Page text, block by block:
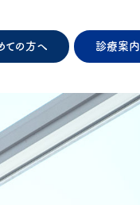
ての方へ 診療案内